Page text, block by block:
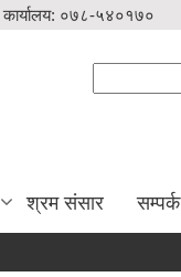
०७८-५४०१७०
श्रम संसार सम्पर्क